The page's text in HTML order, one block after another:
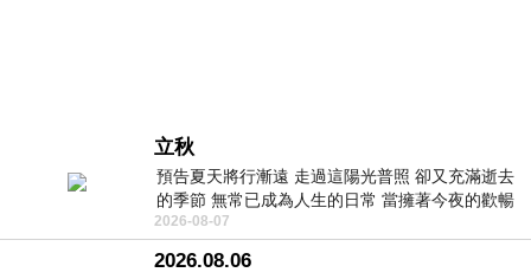
立秋
預告夏天將行漸遠 走過這陽光普照 卻又充滿逝去
的季節 無常已成為人生的日常 當擁著今夜的歡暢
舒心 轉眼驟成昨日 而明晨 太陽
2026-08-07
2026.08.06